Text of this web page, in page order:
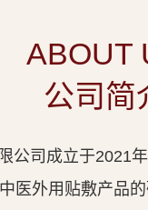
ABOUT
公司简
公司成立于2021
医外用贴敷产品